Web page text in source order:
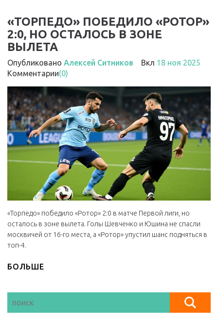
«ТОРПЕДО» ПОБЕДИЛО «РОТОР»
2:0, НО ОСТАЛОСЬ В ЗОНЕ
ВЫЛЕТА
Опубликовано Алексей Ситников Вкл 18 ноя 2025
Комментарии(0)
«Торпедо» победило «Ротор» 2:0 в матче Первой лиги, но
осталось в зоне вылета. Голы Шевченко и Юшина не спасли
москвичей от 16-го места, а «Ротор» упустил шанс подняться в
топ-4.
БОЛЬШЕ